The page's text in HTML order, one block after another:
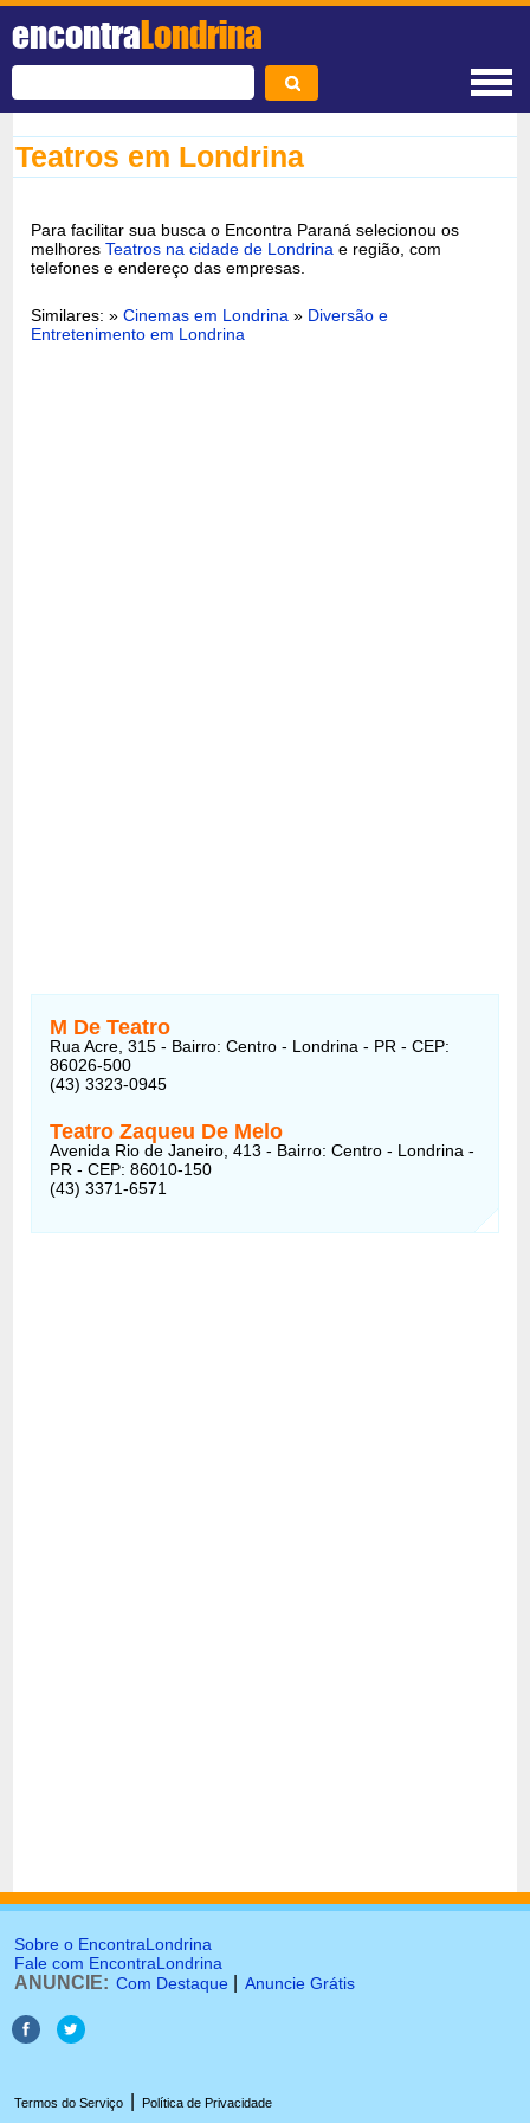
encontraLondrina
Teatros em Londrina
Para facilitar sua busca o Encontra Paraná selecionou os
melhoresTeatros na cidade de Londrina e região, com
telefones e endereço das empresas.
Similares: »Cinemas em Londrina » Diversão e
Entretenimento em Londrina
M De Teatro
Rua Acre, 315 - Bairro: Centro - Londrina - PR - CEP:
86026-500
(43) 3323-0945
Teatro Zaqueu De Melo
Avenida Rio de Janeiro, 413 - Bairro: Centro - Londrina -
PR - CEP: 86010-150
(43) 3371-6571
Sobre o EncontraLondrina
Fale com EncontraLondrina
ANUNCIE: Com Destaque Anuncie Grátis
Termos do Serviço Política de Privacidade